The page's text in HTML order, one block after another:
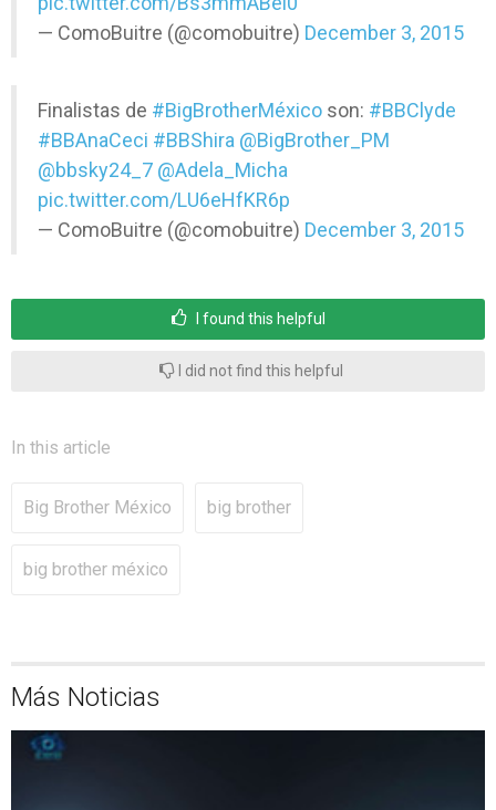
— ComoBuitre (@comobuitre) December 3, 2015
Finalistas de #BigBrotherMéxico son: #BBClyde
#BBAnaCeci #BBShira @BigBrother_PM
@bbsky24_7 @Adela_Micha
pic.twitter.com/LU6eHfKR6p
— ComoBuitre (@comobuitre) December 3, 2015
I found this helpful
I did not find this helpful
In this article
Big Brother México big brother
big brother méxico
Más Noticias